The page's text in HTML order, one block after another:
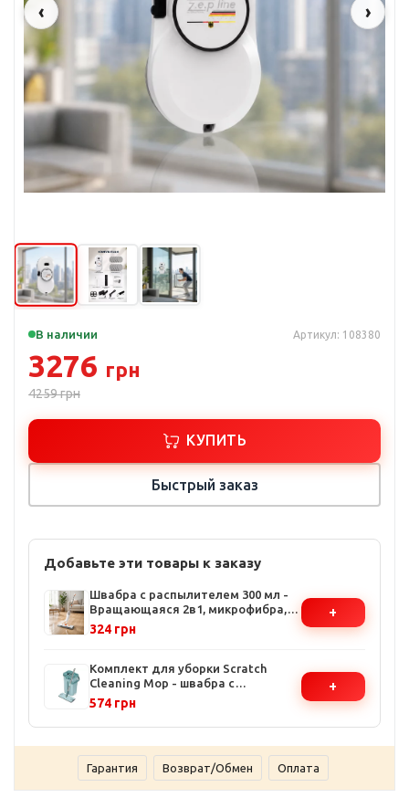
‹ ›
В наличии Артикул: 108380
3276 грн
4259грн
КУПИТЬ
Быстрый заказ
Добавьте эти товары к заказу
Швабра с распылителем 300 мл -
Вращающаяся 2в1, микрофибра,
117 см, для всех типов покрытий
324 грн
+
Комплект для уборки Scratch
Cleaning Mop - швабра с
микрофиброй и ведро 10л с
механическим отжимом
574 грн
+
Гарантия Возврат/Обмен Оплата